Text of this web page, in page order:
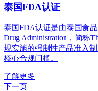
泰国FDA认证
泰国FDA认证是由泰国食
Drug Administration，简称
规实施的强制性产品准入
核心合规门槛。
了解更多
下一页